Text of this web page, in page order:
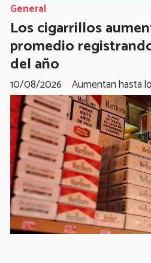
Los cigarrillos
promedio
del año
Aumentan hasta
General
10/08/2026